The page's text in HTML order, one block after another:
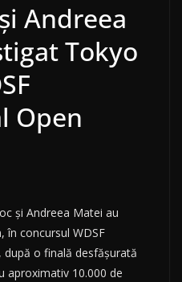
Andreea
Tokyo
Open
și Andreea Matei au
în concursul WDSF
o finală desfășurată
aproximativ 10.000 de